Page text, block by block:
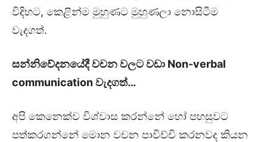
විදිහට, කෙළින්ම මුහුණට මුහුණලා නොසිටීම
වැදගත්.
සන්නිවේදනයේදී වචන වලට වඩා Non-verbal
communication වැදගත්…
අපි කෙනෙක්ව විශ්වාස කරන්නේ හෝ පහසුවට
පත්කරගන්නේ මොන වචන පාවිච්චි කරනවද කියන